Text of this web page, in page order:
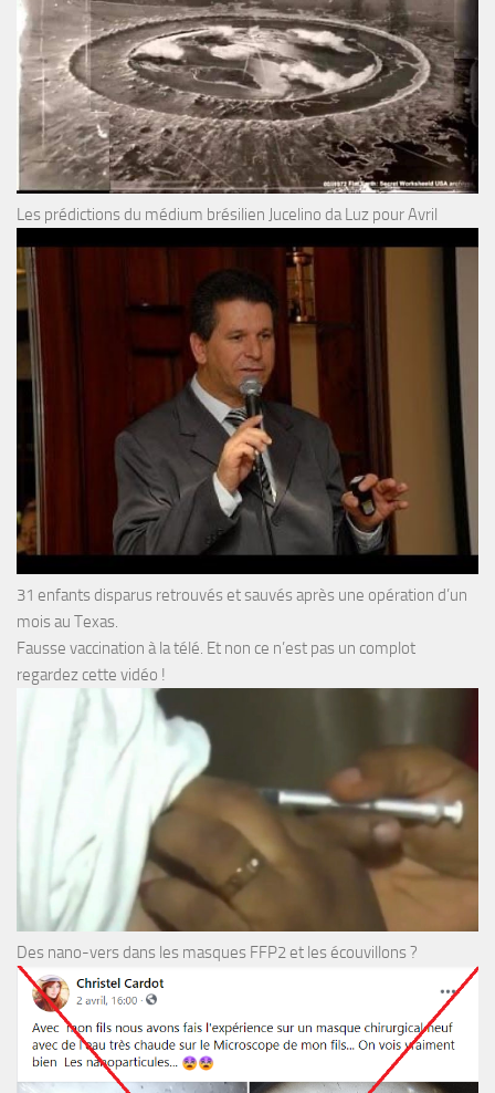
Les prédictions du médium brésilien Jucelino da Luz pour Avril
31 enfants disparus retrouvés et sauvés après une opération d’un
mois au Texas.
Fausse vaccination à la télé. Et non ce n’est pas un complot
regardez cette vidéo !
Des nano-vers dans les masques FFP2 et les écouvillons ?